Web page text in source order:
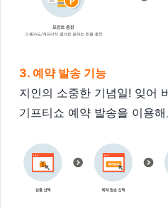
3. 예약 발송 기능
지인의 소중한 기념일! 잊어
기프티쇼 예약 발송을 이용